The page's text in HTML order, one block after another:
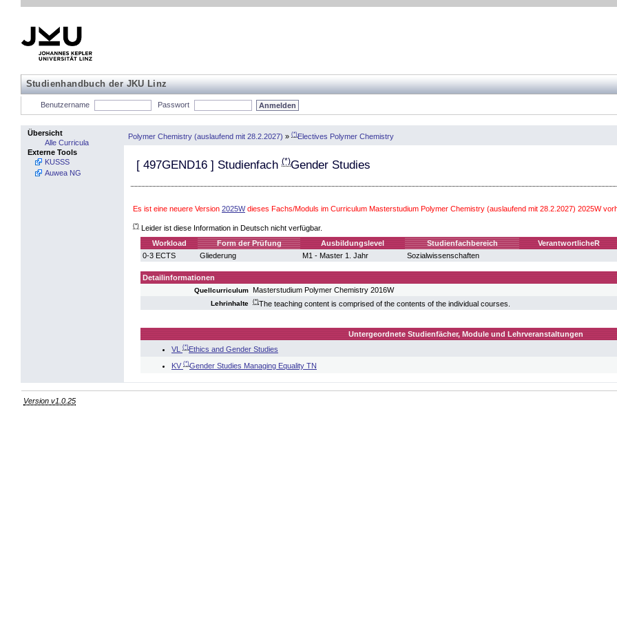
Studienhandbuch der JKU Linz
Benutzername Passwort
Übersicht
Alle Curricula
Externe Tools
KUSSS
Auwea NG
Polymer Chemistry (auslaufend mit 28.2.2027) » (*)Electives Polymer Chemistry
[ 497GEND16 ] Studienfach (*)Gender Studies
Es ist eine neuere Version 2025Wdieses Fachs/Moduls im Curriculum Masterstudium Polymer Chemistry (auslaufend mit 28.2.2027) 2025W
(*) Leider ist diese Information in Deutsch nicht verfügbar.
Workload
Form der Prüfung Ausbildungslevel Studienfachbereich VerantwortlicheR
0-3 ECTS
Gliederung M1 - Master 1. Jahr Sozialwissenschaften
Detailinformationen
Quellcurriculum Masterstudium Polymer Chemistry 2016W
Lehrinhalte (*)The teaching content is comprised of the contents of the individual courses.
Untergeordnete Studienfächer, Module und Lehrveranstaltungen
VL
(*)Ethics and Gender Studies
KV (*)Gender Studies Managing Equality TN
Version v1.0.25